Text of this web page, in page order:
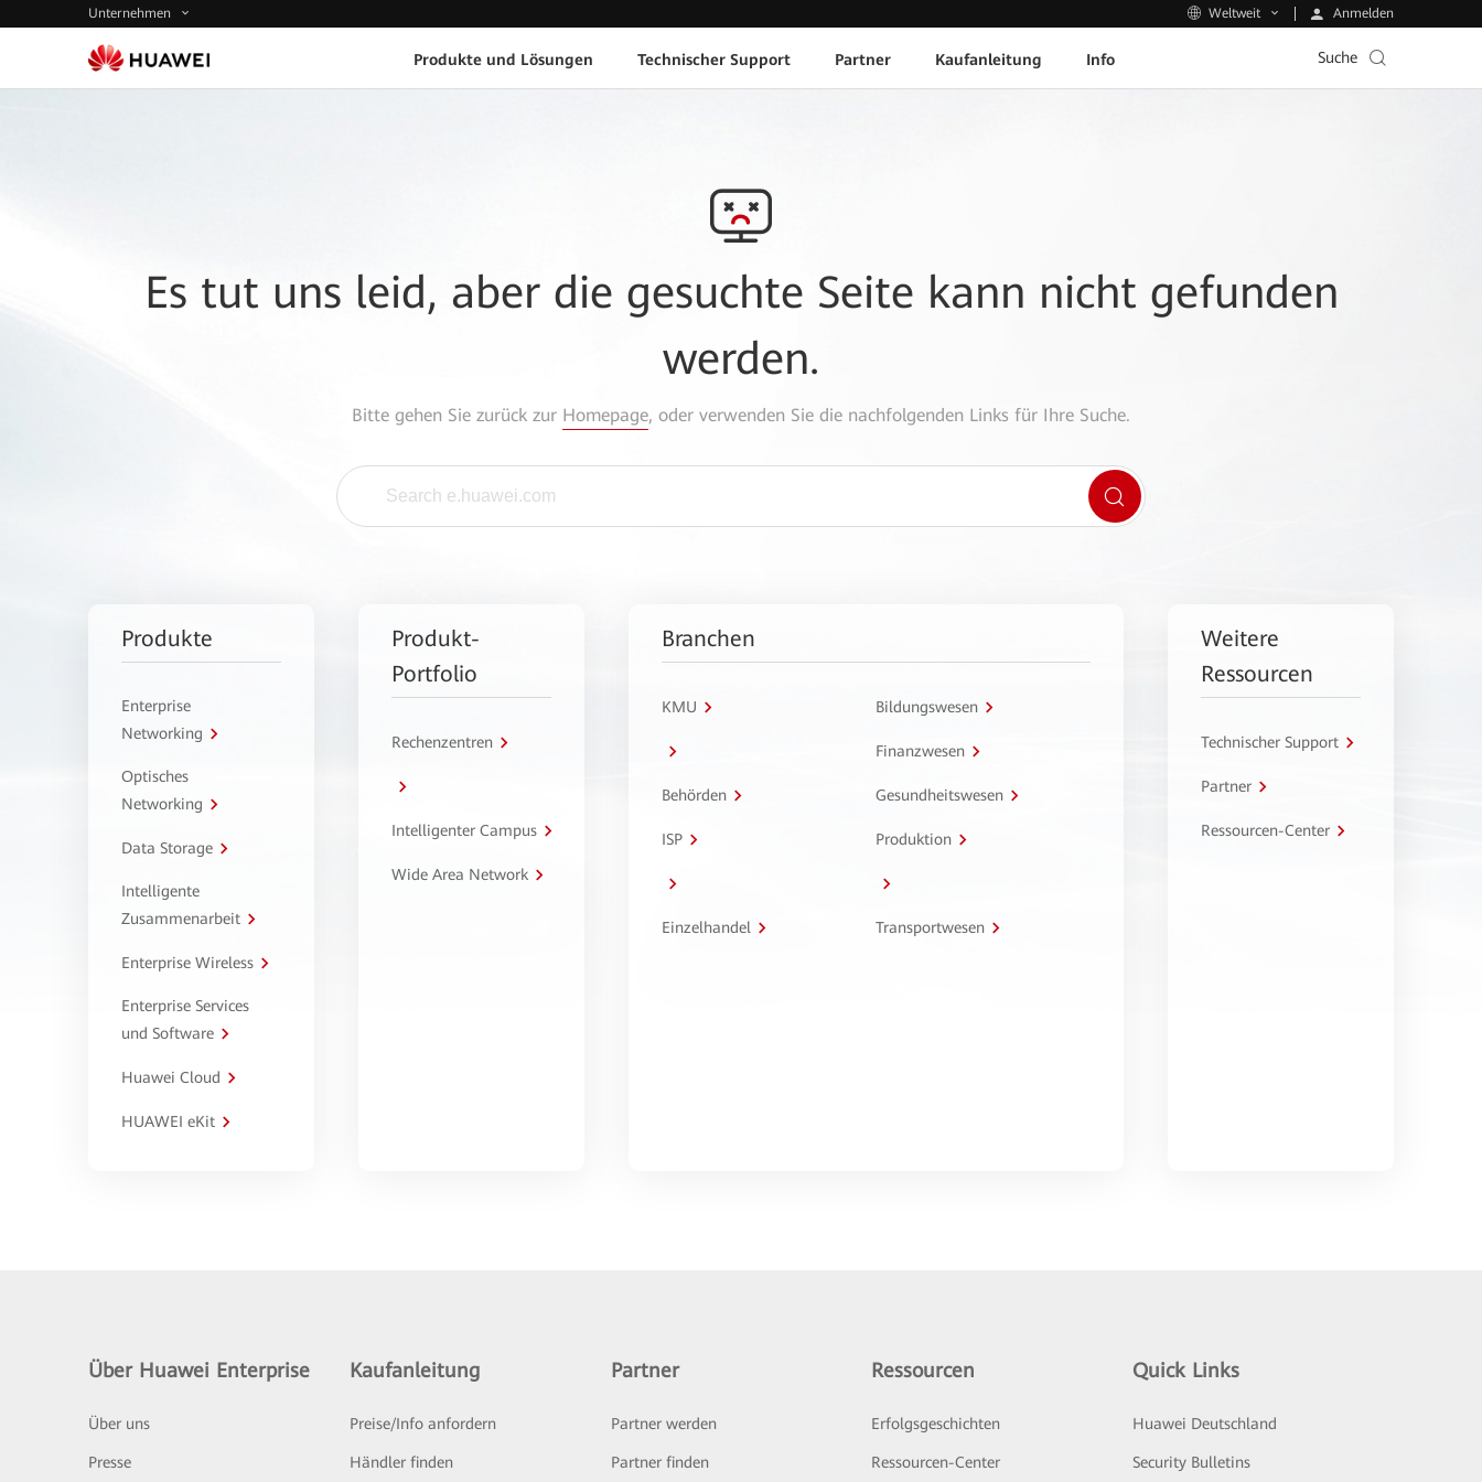
Unternehmen Weltweit Anmelden
Produkte und Lösungen Technischer Support Partner Kaufanleitung Info Suche
Es tut uns leid, aber die gesuchte Seite kann nicht gefunden
werden.
Bitte gehen Sie zurück zur Homepage, oder verwenden Sie die nachfolgenden Links für Ihre Suche.
Produkte
Enterprise
Networking
Optisches
Networking
Data Storage
Intelligente
Zusammenarbeit
Enterprise Wireless
Enterprise Services
und Software
Huawei Cloud
HUAWEI eKit
Produkt-
Portfolio
Rechenzentren
Intelligenter Campus
Wide Area Network
Branchen
KMU Bildungswesen
Finanzwesen
Behörden Gesundheitswesen
ISP Produktion
Einzelhandel Transportwesen
Weitere
Ressourcen
Technischer Support
Partner
Ressourcen-Center
Über Huawei Enterprise
Über uns
Presse
Kaufanleitung
Preise/Info anfordern
Händler finden
Partner
Partner werden
Partner finden
Ressourcen
Erfolgsgeschichten
Ressourcen-Center
Quick Links
Huawei Deutschland
Security Bulletins